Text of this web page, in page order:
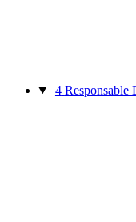
4 Responsable